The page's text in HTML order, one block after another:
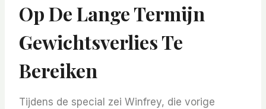
Op De Lange Termijn
Gewichtsverlies Te
Bereiken
Tijdens de special zei Winfrey, die vorige